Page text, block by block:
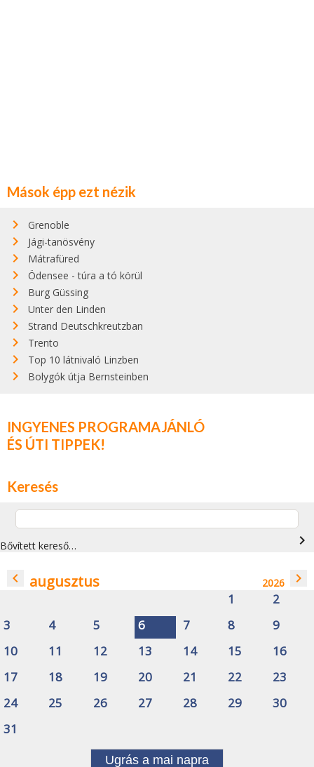
Mások épp ezt nézik
Grenoble
Jági-tanösvény
Mátrafüred
Ödensee - túra a tó körül
Burg Güssing
Unter den Linden
Strand Deutschkreutzban
Trento
Top 10 látnivaló Linzben
Bolygók útja Bernsteinben
INGYENES PROGRAMAJÁNLÓ
ÉS ÚTI TIPPEK!
Keresés
Bővített kereső… navigate_next
navigate_before augusztus 2026 navigate_next
1
2
3
4 5 6 7 8
9
10
11 12 13 14 15
16
17
18 19 20 21 22
23
24
25 26 27 28 29
30
31
Ugrás a mai napra